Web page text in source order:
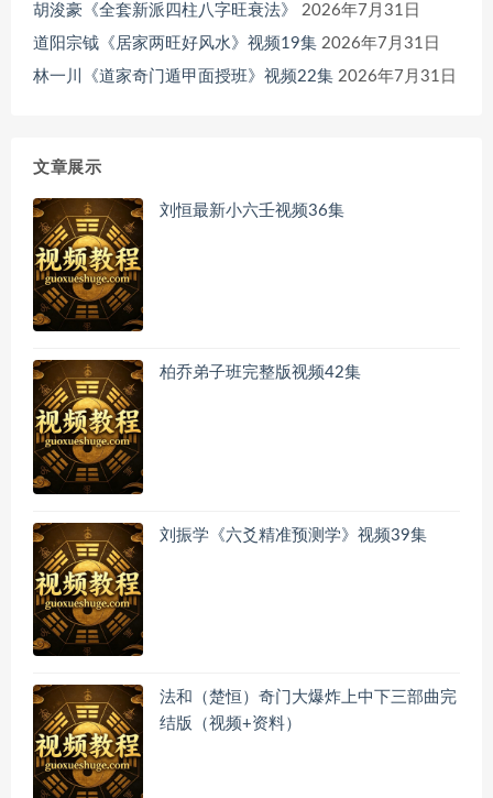
胡浚豪《全套新派四柱八字旺衰法》
2026年7月31日
道阳宗钺《居家两旺好风水》视频19集 2026年7月31日
林一川《道家奇门遁甲面授班》视频22集 2026年7月31日
文章展示
刘恒最新小六壬视频36集
柏乔弟子班完整版视频42集
刘振学《六爻精准预测学》视频39集
法和（楚恒）奇门大爆炸上中下三部曲完
结版（视频+资料）